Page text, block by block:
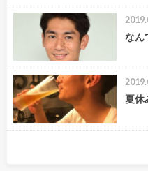
なん
夏休